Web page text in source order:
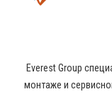
Everest Group
монтаже и